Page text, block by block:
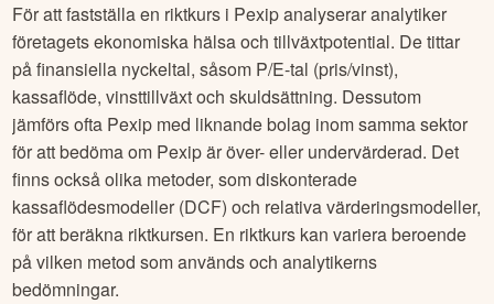
För att fastställa en riktkurs i Pexipanalyserar analytiker
företagets ekonomiska hälsa och tillväxtpotential. De tittar
på finansiella nyckeltal, såsom P/E-tal (pris/vinst),
kassaflöde, vinsttillväxt och skuldsättning. Dessutom
jämförs ofta Pexip med liknande bolag inom samma sektor
för att bedöma om Pexipär över- eller undervärderad. Det
finns också olika metoder, som diskonterade
kassaflödesmodeller (DCF) och relativa värderingsmodeller,
för att beräkna riktkursen. En riktkurs kan variera beroende
på vilken metod som används och analytikerns
bedömningar.